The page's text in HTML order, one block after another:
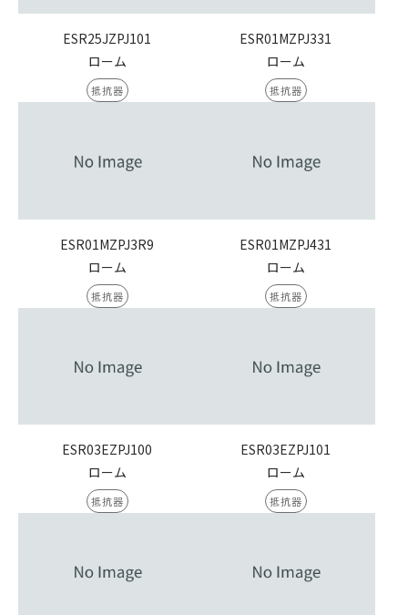
ESR25JZPJ101
ローム
抵抗器
ESR01MZPJ331
ローム
抵抗器
ESR01MZPJ3R9
ローム
抵抗器
ESR01MZPJ431
ローム
抵抗器
ESR03EZPJ100
ローム
抵抗器
ESR03EZPJ101
ローム
抵抗器